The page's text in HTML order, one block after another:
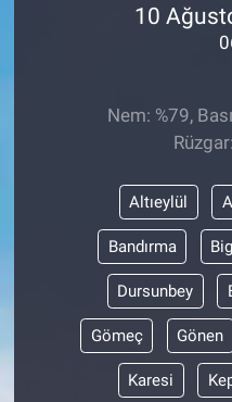
10
Nem: %79,
Altıeylül
Bandırma
Dursunbey
Gömeç Gönen
Karesi